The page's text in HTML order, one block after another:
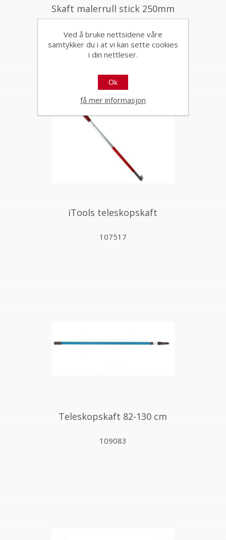
Skaft malerrull stick 250mm
109081
iTools teleskopskaft
107517
Teleskopskaft 82-130 cm
109083
Ved å bruke nettsidene våre
samtykker du i at vi kan sette cookies
i din nettleser.
Ok
få mer informasjon